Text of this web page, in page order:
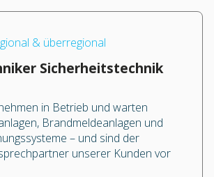
& überregional
Sicherheitstechnik
in Betrieb und warten
Brandmeldeanlagen und
– und sind der
unserer Kunden vor